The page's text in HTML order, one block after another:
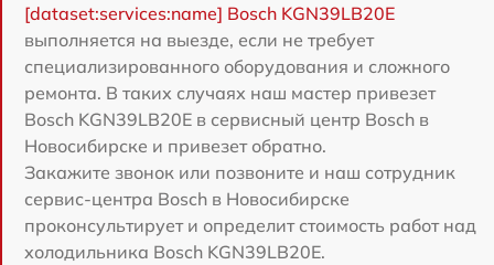
[dataset:services:name] Bosch KGN39LB20E
выполняется на выезде, если не требует
специализированного оборудования и сложного
ремонта. В таких случаях наш мастер привезет
Bosch KGN39LB20E в сервисный центр Bosch в
Новосибирске и привезет обратно.
Закажите звонок или позвоните и наш сотрудник
сервис-центра Bosch в Новосибирске
проконсультирует и определит стоимость работ над
холодильника Bosch KGN39LB20E.